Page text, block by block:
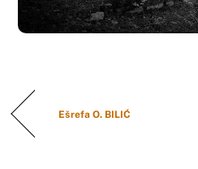
Ešrefa O. BILIĆ